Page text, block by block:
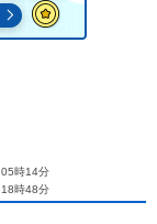
05時14分
18時48分